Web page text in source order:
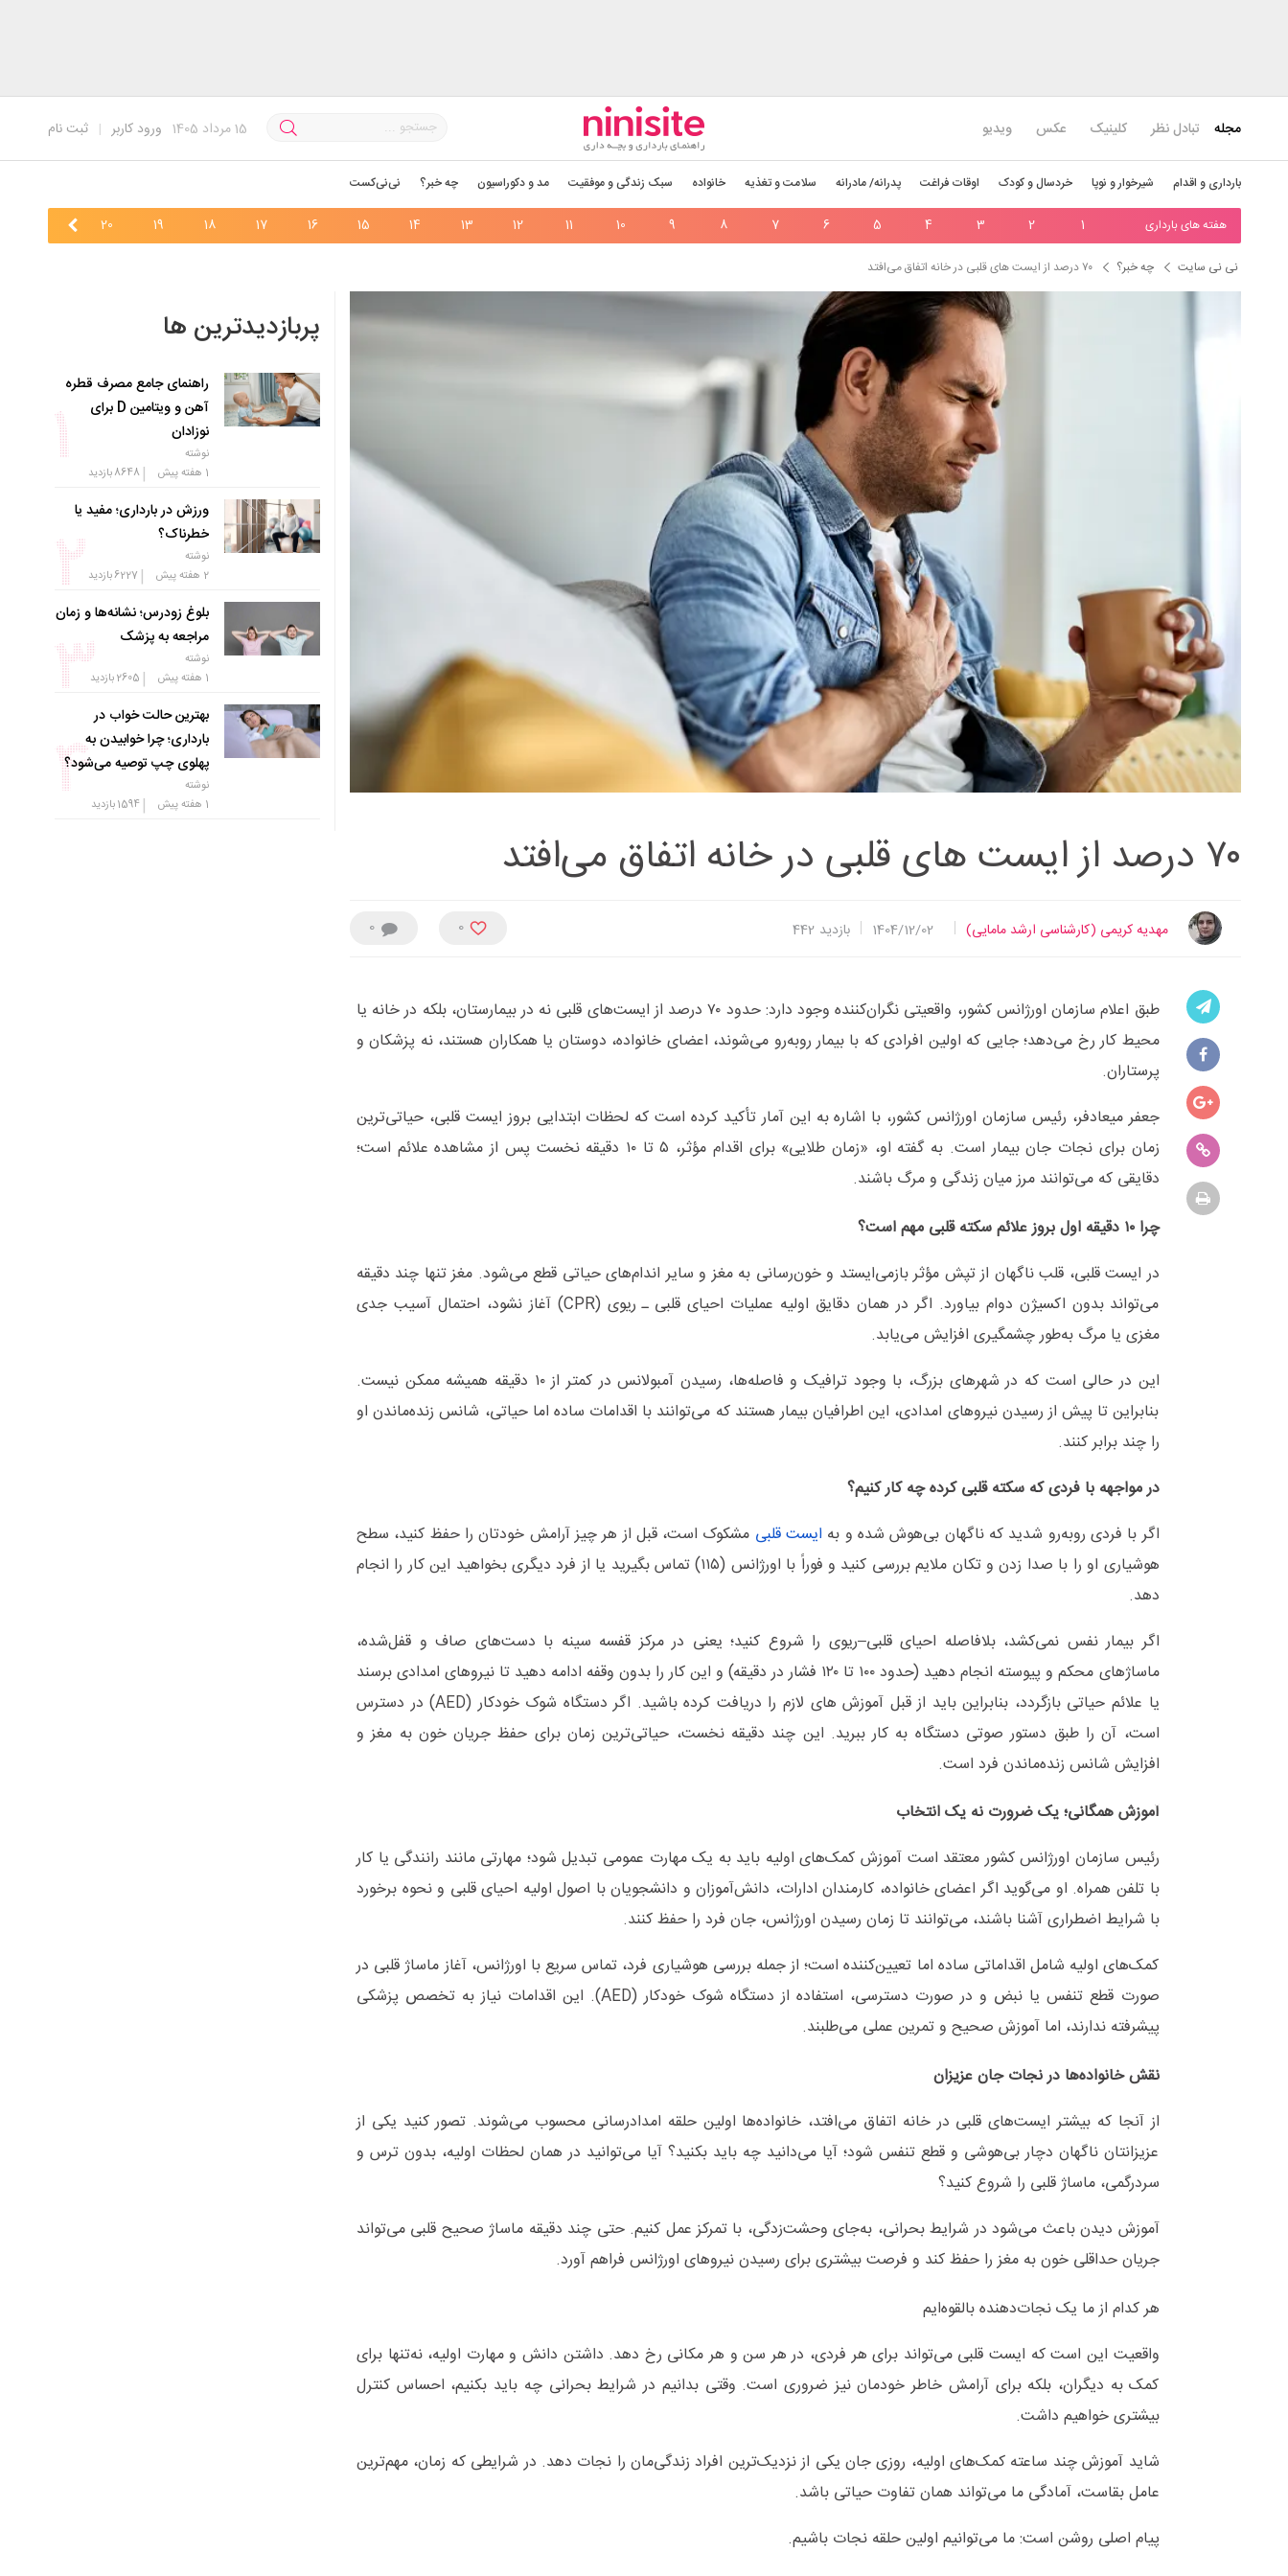
ثبت نام | ورود کاربر 15مرداد 1405 مجله تبادل نظر کلینیک عکس ویدیو
بارداری و اقدام شیرخوار و نوپا خردسال و کودک اوقات فراغت پدرانه/ مادرانه سلامت و تغذیه خانواده سبک زندگی و موفقیت مد و دکوراسیون چه خبر؟ نی‌نی‌کست
هفته های بارداری 1
2
3
4
5
6
7
8
9
10
11
12
13
14
15
16
17
18
19
20
نی نی سایت چه خبر؟ ۷۰ درصد از ایست های قلبی در خانه اتفاق می‌افتد
۷۰ درصد از ایست های قلبی در خانه اتفاق می‌افتد
مهدیه کریمی (کارشناسی ارشد مامایی) 1404/12/02 بازدید 442
0 0
طبق اعلام سازمان اورژانس کشور، واقعیتی نگران‌کننده وجود دارد: حدود ۷۰ درصد از ایست‌های قلبی نه در بیمارستان، بلکه در خانه یا
محیط کار رخ می‌دهد؛ جایی که اولین افرادی که با بیمار روبه‌رو می‌شوند، اعضای خانواده، دوستان یا همکاران هستند، نه پزشکان و
پرستاران.
جعفر میعادفر، رئیس سازمان اورژانس کشور، با اشاره به این آمار تأکید کرده است که لحظات ابتدایی بروز ایست قلبی، حیاتی‌ترین
زمان برای نجات جان بیمار است. به گفته او، «زمان طلایی» برای اقدام مؤثر، ۵ تا ۱۰ دقیقه نخست پس از مشاهده علائم است؛
دقایقی که می‌توانند مرز میان زندگی و مرگ باشند.
چرا ۱۰ دقیقه اول بروز علائم سکته قلبی مهم است؟
در ایست قلبی، قلب ناگهان از تپش مؤثر بازمی‌ایستد و خون‌رسانی به مغز و سایر اندام‌های حیاتی قطع می‌شود. مغز تنها چند دقیقه
می‌تواند بدون اکسیژن دوام بیاورد. اگر در همان دقایق اولیه عملیات احیای قلبی ـ ریوی (CPR) آغاز نشود، احتمال آسیب جدی
مغزی یا مرگ به‌طور چشمگیری افزایش می‌یابد.
این در حالی است که در شهرهای بزرگ، با وجود ترافیک و فاصله‌ها، رسیدن آمبولانس در کمتر از ۱۰ دقیقه همیشه ممکن نیست.
بنابراین تا پیش از رسیدن نیروهای امدادی، این اطرافیان بیمار هستند که می‌توانند با اقدامات ساده اما حیاتی، شانس زنده‌ماندن او
را چند برابر کنند.
در مواجهه با فردی که سکته قلبی کرده چه کار کنیم؟
اگر با فردی روبه‌رو شدید که ناگهان بی‌هوش شده و به ایستقلبی مشکوک است، قبل از هر چیز آرامش خودتان را حفظ کنید، سطح
هوشیاری او را با صدا زدن و تکان ملایم بررسی کنید و فوراً با اورژانس (۱۱۵) تماس بگیرید یا از فرد دیگری بخواهید این کار را انجام
دهد.
اگر بیمار نفس نمی‌کشد، بلافاصله احیای قلبی–ریوی را شروع کنید؛ یعنی در مرکز قفسه سینه با دست‌های صاف و قفل‌شده،
ماساژهای محکم و پیوسته انجام دهید (حدود ۱۰۰ تا ۱۲۰ فشار در دقیقه) و این کار را بدون وقفه ادامه دهید تا نیروهای امدادی برسند
یا علائم حیاتی بازگردد، بنابراین باید از قبل آموزش های لازم را دریافت کرده باشید. اگر دستگاه شوک خودکار (AED) در دسترس
است، آن را طبق دستور صوتی دستگاه به کار ببرید. این چند دقیقه نخست، حیاتی‌ترین زمان برای حفظ جریان خون به مغز و
افزایش شانس زنده‌ماندن فرد است.
آموزش همگانی؛ یک ضرورت نه یک انتخاب
رئیس سازمان اورژانس کشور معتقد است آموزش کمک‌های اولیه باید به یک مهارت عمومی تبدیل شود؛ مهارتی مانند رانندگی یا کار
با تلفن همراه. او می‌گوید اگر اعضای خانواده، کارمندان ادارات، دانش‌آموزان و دانشجویان با اصول اولیه احیای قلبی و نحوه برخورد
با شرایط اضطراری آشنا باشند، می‌توانند تا زمان رسیدن اورژانس، جان فرد را حفظ کنند.
کمک‌های اولیه شامل اقداماتی ساده اما تعیین‌کننده است؛ از جمله بررسی هوشیاری فرد، تماس سریع با اورژانس، آغاز ماساژ قلبی در
صورت قطع تنفس یا نبض و در صورت دسترسی، استفاده از دستگاه شوک خودکار (AED). این اقدامات نیاز به تخصص پزشکی
پیشرفته ندارند، اما آموزش صحیح و تمرین عملی می‌طلبند.
نقش خانواده‌ها در نجات جان عزیزان
از آنجا که بیشتر ایست‌های قلبی در خانه اتفاق می‌افتد، خانواده‌ها اولین حلقه امدادرسانی محسوب می‌شوند. تصور کنید یکی از
عزیزانتان ناگهان دچار بی‌هوشی و قطع تنفس شود؛ آیا می‌دانید چه باید بکنید؟ آیا می‌توانید در همان لحظات اولیه، بدون ترس و
سردرگمی، ماساژ قلبی را شروع کنید؟
آموزش دیدن باعث می‌شود در شرایط بحرانی، به‌جای وحشت‌زدگی، با تمرکز عمل کنیم. حتی چند دقیقه ماساژ صحیح قلبی می‌تواند
جریان حداقلی خون به مغز را حفظ کند و فرصت بیشتری برای رسیدن نیروهای اورژانس فراهم آورد.
هر کدام از ما یک نجات‌دهنده بالقوه‌ایم
واقعیت این است که ایست قلبی می‌تواند برای هر فردی، در هر سن و هر مکانی رخ دهد. داشتن دانش و مهارت اولیه، نه‌تنها برای
کمک به دیگران، بلکه برای آرامش خاطر خودمان نیز ضروری است. وقتی بدانیم در شرایط بحرانی چه باید بکنیم، احساس کنترل
بیشتری خواهیم داشت.
شاید آموزش چند ساعته کمک‌های اولیه، روزی جان یکی از نزدیک‌ترین افراد زندگی‌مان را نجات دهد. در شرایطی که زمان، مهم‌ترین
عامل بقاست، آمادگی ما می‌تواند همان تفاوت حیاتی باشد.
پیام اصلی روشن است: ما می‌توانیم اولین حلقه نجات باشیم.
پربازدیدترین ها
راهنمای جامع مصرف قطره
آهن و ویتامین D برای
نوزادان
نوشته
1 هفته پیش
|
8648بازدید
ورزش در بارداری؛ مفید یا
خطرناک؟
نوشته
2 هفته پیش
|
6227بازدید
بلوغ زودرس؛ نشانه‌ها و زمان
مراجعه به پزشک
نوشته
1 هفته پیش
|
2605بازدید
بهترین حالت خواب در
بارداری؛ چرا خوابیدن به
پهلوی چپ توصیه می‌شود؟
نوشته
1 هفته پیش
|
1594بازدید